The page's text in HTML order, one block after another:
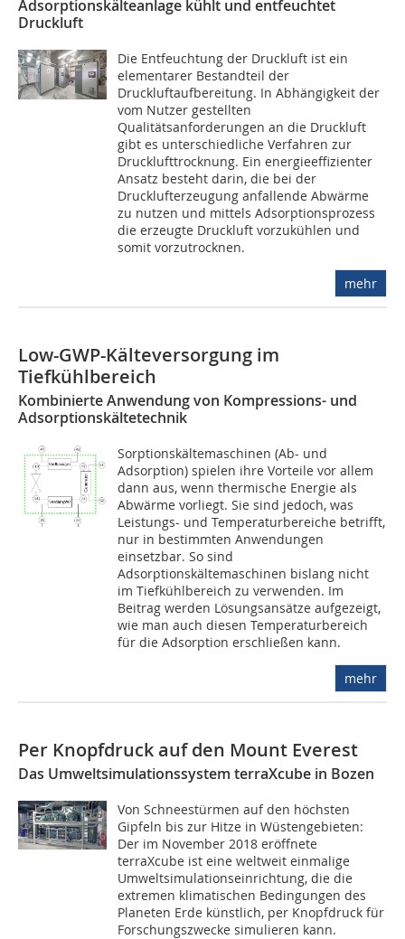
Adsorptionskälteanlage kühlt und entfeuchtet
Druckluft
Die Entfeuchtung der Druckluft ist ein
elementarer Bestandteil der
Druckluftaufbereitung. In Abhängigkeit der
vom Nutzer gestellten
Qualitätsanforderungen an die Druckluft
gibt es unterschiedliche Verfahren zur
Drucklufttrocknung. Ein energieeffizienter
Ansatz besteht darin, die bei der
Drucklufterzeugung anfallende Abwärme
zu nutzen und mittels Adsorptionsprozess
die erzeugte Druckluft vorzukühlen und
somit vorzutrocknen.
mehr
Low-GWP-Kälteversorgung im
Tiefkühlbereich
Kombinierte Anwendung von Kompressions- und
Adsorptionskältetechnik
Sorptionskältemaschinen (Ab- und
Adsorption) spielen ihre Vorteile vor allem
dann aus, wenn thermische Energie als
Abwärme vorliegt. Sie sind jedoch, was
Leistungs- und Temperaturbereiche betrifft,
nur in bestimmten Anwendungen
einsetzbar. So sind
Adsorptionskältemaschinen bislang nicht
im Tiefkühlbereich zu verwenden. Im
Beitrag werden Lösungsansätze aufgezeigt,
wie man auch diesen Temperaturbereich
für die Adsorption erschließen kann.
mehr
Per Knopfdruck auf den Mount Everest
Das Umweltsimulationssystem terraXcube in Bozen
Von Schneestürmen auf den höchsten
Gipfeln bis zur Hitze in Wüstengebieten:
Der im November 2018 eröffnete
terraXcube ist eine weltweit einmalige
Umweltsimulationseinrichtung, die die
extremen klimatischen Bedingungen des
Planeten Erde künstlich, per Knopfdruck für
Forschungszwecke simulieren kann.